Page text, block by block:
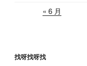
« 6 月
找呀找呀找